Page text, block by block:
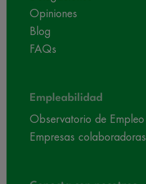
Opiniones
Blog
FAQs
Empleabilidad
Observatorio de Empleo
Empresas colaboradoras